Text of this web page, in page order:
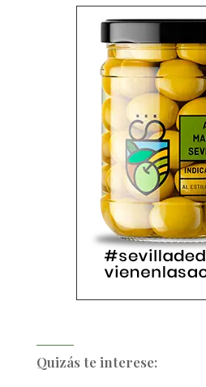
Quizás te interese: